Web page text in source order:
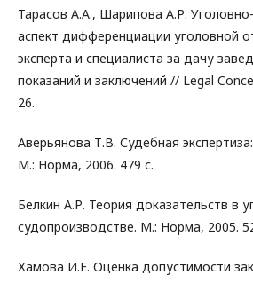
Тарасов А.А., Шарипова А.Р.
аспект дифференциации уголовной
эксперта и специалиста за дачу
показаний и заключений // Legal
26.
Аверьянова Т.В. Судебная
М.: Норма, 2006. 479 с.
Белкин А.Р. Теория доказательств в
судопроизводстве. М.: Норма, 2005.
Хамова И.Е. Оценка допустимости